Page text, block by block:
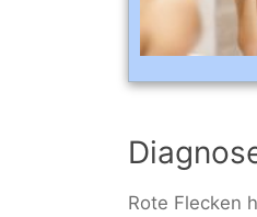
Rote Flecken